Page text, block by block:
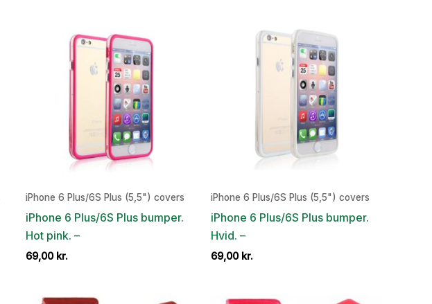
iPhone 6 Plus/6S Plus (5,5") covers
iPhone 6 Plus/6S Plus bumper.
Hot pink. –
69,00 kr.
iPhone 6 Plus/6S Plus (5,5") covers
iPhone 6 Plus/6S Plus bumper.
Hvid. –
69,00 kr.